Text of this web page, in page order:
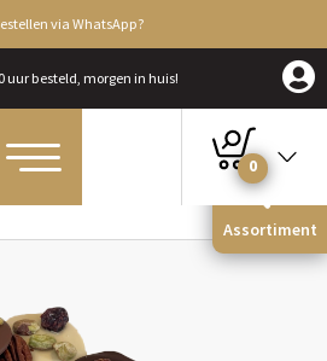
via WhatsApp?
uur besteld, morgen in huis!
0
Assortiment